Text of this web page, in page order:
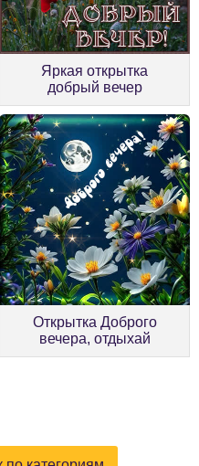
Яркая открытка
добрый вечер
Открытка Доброго
вечера, отдыхай